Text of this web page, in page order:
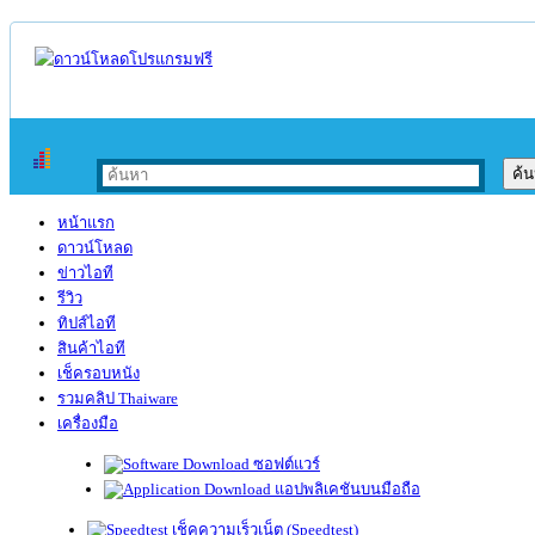
หน้าแรก
ดาวน์โหลด
ข่าวไอที
รีวิว
ทิปส์ไอที
สินค้าไอที
เช็ครอบหนัง
รวมคลิป Thaiware
เครื่องมือ
ซอฟต์แวร์
แอปพลิเคชันบนมือถือ
เช็คความเร็วเน็ต (Speedtest)